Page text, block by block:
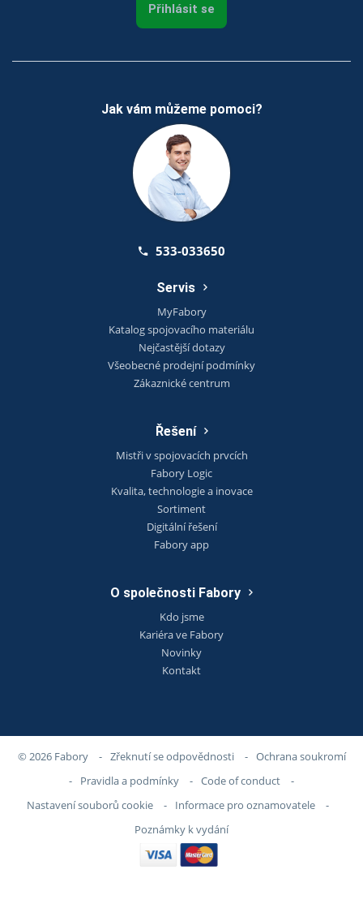
Přihlásit se
Jak vám můžeme pomoci?
533-033650
Servis
MyFabory
Katalog spojovacího materiálu
Nejčastější dotazy
Všeobecné prodejní podmínky
Zákaznické centrum
Řešení
Mistři v spojovacích prvcích
Fabory Logic
Kvalita, technologie a inovace
Sortiment
Digitální řešení
Fabory app
O společnosti Fabory
Kdo jsme
Kariéra ve Fabory
Novinky
Kontakt
© 2026 Fabory - Zřeknutí se odpovědnosti - Ochrana soukromí
-
Pravidla a podmínky - Code of conduct
-
Nastavení souborů cookie
- Informace pro oznamovatele
-
Poznámky k vydání